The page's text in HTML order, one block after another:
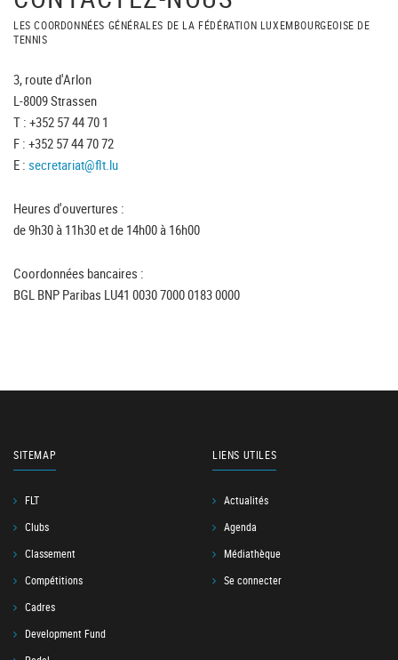
LES COORDONNÉES GÉNÉRALES DE LA FÉDÉRATION LUXEMBOURGEOISE DE
TENNIS
3, route d'Arlon
L-8009 Strassen
T : +352 57 44 70 1
F : +352 57 44 70 72
E : secretariat@flt.lu
Heures d'ouvertures :
de 9h30 à 11h30 et de 14h00 à 16h00
Coordonnées bancaires :
BGL BNP Paribas LU41 0030 7000 0183 0000
SITEMAP
FLT
Clubs
Classement
Compétitions
Cadres
Development Fund
LIENS UTILES
Actualités
Agenda
Médiathèque
Se connecter